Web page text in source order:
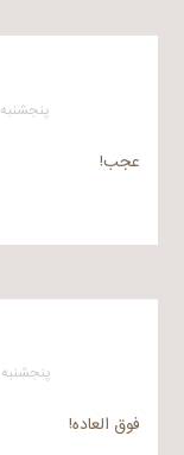
پنجشنبه ۱۴ اردیبهشت ۱۳۸۵ در ۶:۱۰ بعد از ظهر
عجب!
پنجشنبه ۱۴ اردیبهشت ۱۳۸۵ در ۶:۲۹ بعد از ظهر
فوق العاده!